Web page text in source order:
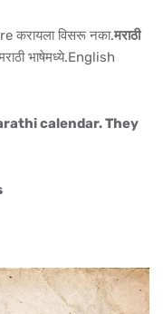
करायला विसरू नका.मराठी
भाषेमध्ये.English
calendar. They